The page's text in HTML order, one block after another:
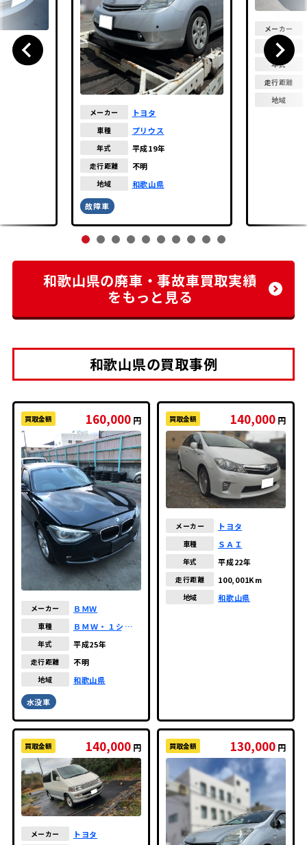
メーカー トヨタ
車種 プリウス
年式 平成19年
走行距離 不明
地域 和歌山県
故障車
メーカー
車種
年式
走行距離
地域
和歌山県の廃車・事故車買取実績
をもっと見る
和歌山県の買取事例
買取金額 160,000 円
メーカー ＢＭＷ
車種
ＢＭＷ・１シリー
年式 平成25年
走行距離 不明
地域 和歌山県
水没車
買取金額 140,000 円
メーカー トヨタ
車種 ＳＡＩ
年式 平成22年
走行距離 100,001Km
地域 和歌山県
買取金額 140,000 円
メーカー トヨタ
買取金額 130,000 円